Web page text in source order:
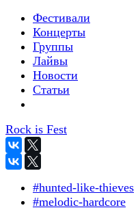
Фестивали
Концерты
Группы
Лайвы
Новости
Статьи
Rock is Fest
#hunted-like-thieves
#melodic-hardcore